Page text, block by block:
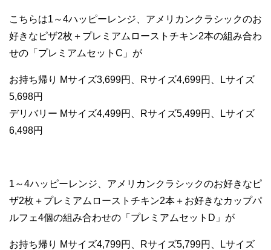
こちらは1～4ハッピーレンジ、アメリカンクラシックのお
好きなピザ2枚＋プレミアムローストチキン2本の組み合わ
せの「プレミアムセットC」が
お持ち帰り Mサイズ3,699円、Rサイズ4,699円、Lサイズ
5,698円
デリバリー Mサイズ4,499円、Rサイズ5,499円、Lサイズ
6,498円
1～4ハッピーレンジ、アメリカンクラシックのお好きなピ
ザ2枚＋プレミアムローストチキン2本＋お好きなカップパ
ルフェ4個の組み合わせの「プレミアムセットD」が
お持ち帰り Mサイズ4,799円、Rサイズ5,799円、Lサイズ